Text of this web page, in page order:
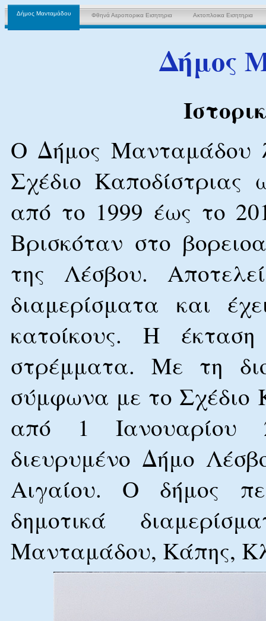
Δήμος Μανταμάδου Φθηνά Αεροπορικα Εισητηρια Ακτοπλοικα Εισητηρια
Δήμος
Ο Δήμος Μανταμάδου
Σχέδιο
από το 1999 έως το
Βρισκόταν στο
της Λέσβου.
διαμερίσματα και
κατοίκους. Η
στρέμματα. Με τη
σύμφωνα με το Σχέδιο
από 1 Ιανουαρίου
διευρυμένο Δήμο
Αιγαίου. Ο δήμος
δημοτικά
Μανταμάδου, Κάπης,